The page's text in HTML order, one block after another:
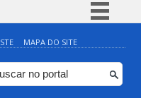
Simplifique!
Comunica BR
Participe
MAPA DO SITE